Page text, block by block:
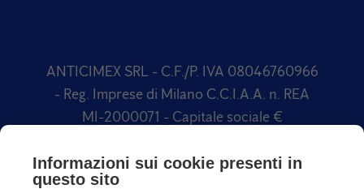
ANTICIMEX SRL - C.F./P. IVA 08046760966
- Reg. Imprese di Milano C.C.I.A.A. n. REA
MI-2000071 - Capitale sociale €
coordinamento di Anticimex International
Informazioni sui cookie presenti in
questo sito